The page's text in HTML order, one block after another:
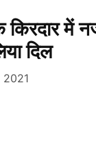
किरदार में
दिल
2021